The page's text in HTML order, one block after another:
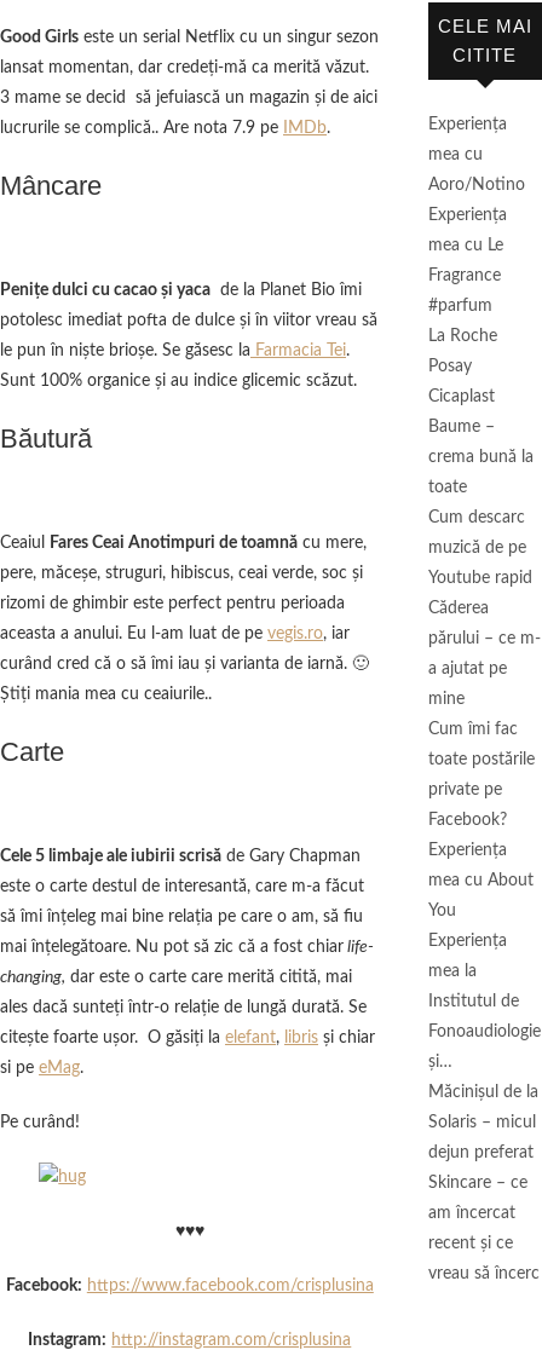
Good Girls este un serial Netflix cu un singur sezon
lansat momentan, dar credeţi-mă ca merită văzut.
3 mame se decid să jefuiască un magazin şi de aici
lucrurile se complică.. Are nota 7.9 pe
IMDb.
Mâncare
Peniţe dulci cu cacao şi yaca de la Planet Bio îmi
potolesc imediat pofta de dulce şi în viitor vreau să
le pun în nişte brioşe. Se găsesc la Farmacia Tei.
Sunt 100% organice şi au indice glicemic scăzut.
Băutură
Ceaiul Fares Ceai Anotimpuri de toamnă cu mere,
pere, măceşe, struguri, hibiscus, ceai verde, soc şi
rizomi de ghimbir este perfect pentru perioada
aceasta a anului. Eu l-am luat de pe vegis.ro, iar
curând cred că o să îmi iau şi varianta de iarnă. 🙂
Ştiţi mania mea cu ceaiurile..
Carte
Cele 5 limbaje ale iubirii scrisă de Gary Chapman
este o carte destul de interesantă, care m-a făcut
să îmi înţeleg mai bine relaţia pe care o am, să fiu
mai înţelegătoare. Nu pot să zic că a fost chiar life-
changing, dar este o carte care merită citită, mai
ales dacă sunteţi într-o relaţie de lungă durată. Se
citeşte foarte uşor. O găsiţi la elefant, libris şi chiar
si pe eMag.
Pe curând!
♥♥♥
Facebook: https://www.facebook.com/crisplusina
Instagram: http://instagram.com/crisplusina
CELE MAI
CITITE
Experienţa
mea cu
Aoro/Notino
Experienţa
mea cu Le
Fragrance
#parfum
La Roche
Posay
Cicaplast
Baume –
crema bună la
toate
Cum descarc
muzică de pe
Youtube rapid
Căderea
părului – ce m-
a ajutat pe
mine
Cum îmi fac
toate postările
private pe
Facebook?
Experiența
mea cu About
You
Experiența
mea la
Institutul de
Fonoaudiologie
și…
Măcinişul de la
Solaris – micul
dejun preferat
Skincare – ce
am încercat
recent și ce
vreau să încerc